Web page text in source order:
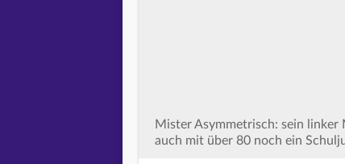
Mister Asymmetrisch: sein
auch mit über 80 noch ein